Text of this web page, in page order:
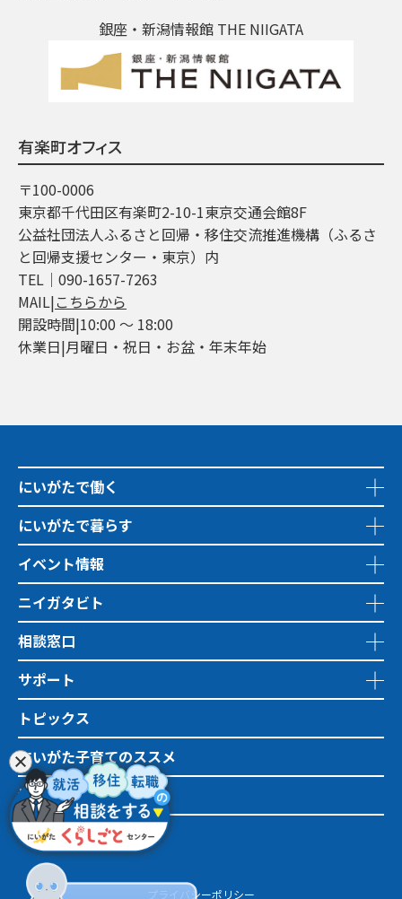
銀座・新潟情報館 THE NIIGATA
有楽町オフィス
〒100-0006
東京都千代田区有楽町2-10-1東京交通会館8F
公益社団法人ふるさと回帰・移住交流推進機構（ふるさ
と回帰支援センター・東京）内
TEL│090-1657-7263
MAIL|こちらから
開設時間|10:00 ～ 18:00
休業日|月曜日・祝日・お盆・年末年始
にいがたで働く
にいがたで暮らす
イベント情報
ニイガタビト
相談窓口
サポート
トピックス
にいがた子育てのススメ
地域おこし協力隊
市町村情報
プライバシーポリシー